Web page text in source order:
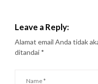
Leave a Reply:
Alamat email Anda tidak
ditandai *